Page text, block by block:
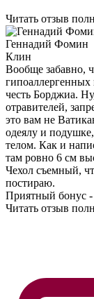
Читать отзыв
Геннадий Фомин
Клин
Вообще забавно,
гипоаллергенных
честь Борджиа.
отравителей,
это вам не
одеялу и
телом. Как и
там ровно 6 см
Чехол съемный,
постираю.
Приятный бонус -
Читать отзыв